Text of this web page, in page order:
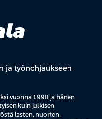
ja työnohjaukseen
vuonna 1998 ja hänen
kuin julkisen
lasten, nuorten,